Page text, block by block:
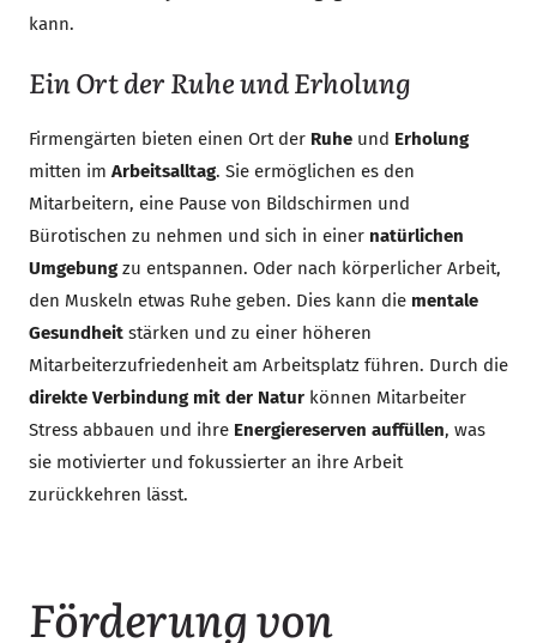
kann.
Ein Ort der Ruhe und Erholung
Firmengärten bieten einen Ort der Ruhe und Erholung
mitten im Arbeitsalltag. Sie ermöglichen es den
Mitarbeitern, eine Pause von Bildschirmen und
Bürotischen zu nehmen und sich in einer natürlichen
Umgebungzu entspannen. Oder nach körperlicher Arbeit,
den Muskeln etwas Ruhe geben. Dies kann die mentale
Gesundheit stärken und zu einer höheren
Mitarbeiterzufriedenheit am Arbeitsplatz führen. Durch die
direkte Verbindung mit der Natur können Mitarbeiter
Stress abbauen und ihre Energiereserven auffüllen, was
sie motivierter und fokussierter an ihre Arbeit
zurückkehren lässt.
Förderung von